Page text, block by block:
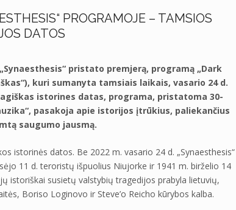
PROGRAMOJE – TAMSIOS
DATOS
pristato premjerą, programą „Dark
kuri sumanyta tamsiais laikais, vasario 24 d.
istorines datas, programa, pristatoma 30-
pasakoja apie istorijos įtrūkius, paliekančius
saugumo jausmą.
istorinės datos. Be 2022 m. vasario 24 d. „Synaesthesis“
11 d. teroristų išpuolius Niujorke ir 1941 m. birželio 14
istoriškai susietų valstybių tragedijos prabyla lietuvių,
Boriso Loginovo ir Steve’o Reicho kūrybos kalba.